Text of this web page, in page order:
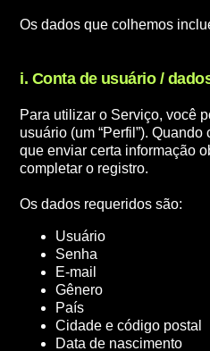
Os dados que colhemos
i. Conta de usuário /
Para utilizar o Serviço, você
usuário (um “Perfil”).
que enviar certa informação
completar o registro.
Os dados requeridos são:
Usuário
Senha
E-mail
Gênero
País
Cidade e código postal
Data de nascimento